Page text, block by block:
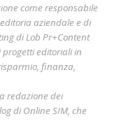
come responsabile
aziendale e di
di Lob Pr+Content
editoriali in
finanza,
redazione dei
di Online SIM, che